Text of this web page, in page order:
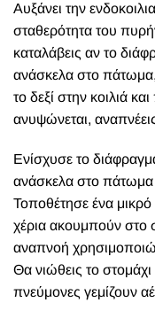
Αυξάνει την
σταθερότητα του
καταλάβεις αν το
ανάσκελα στο πάτωμα,
το δεξί στην κοιλιά
ανυψώνεται,
Ενίσχυσε το
ανάσκελα στο πάτωμα
Τοποθέτησε ένα μικρό
χέρια ακουμπούν στο
αναπνοή
Θα νιώθεις το
πνεύμονες γεμίζουν